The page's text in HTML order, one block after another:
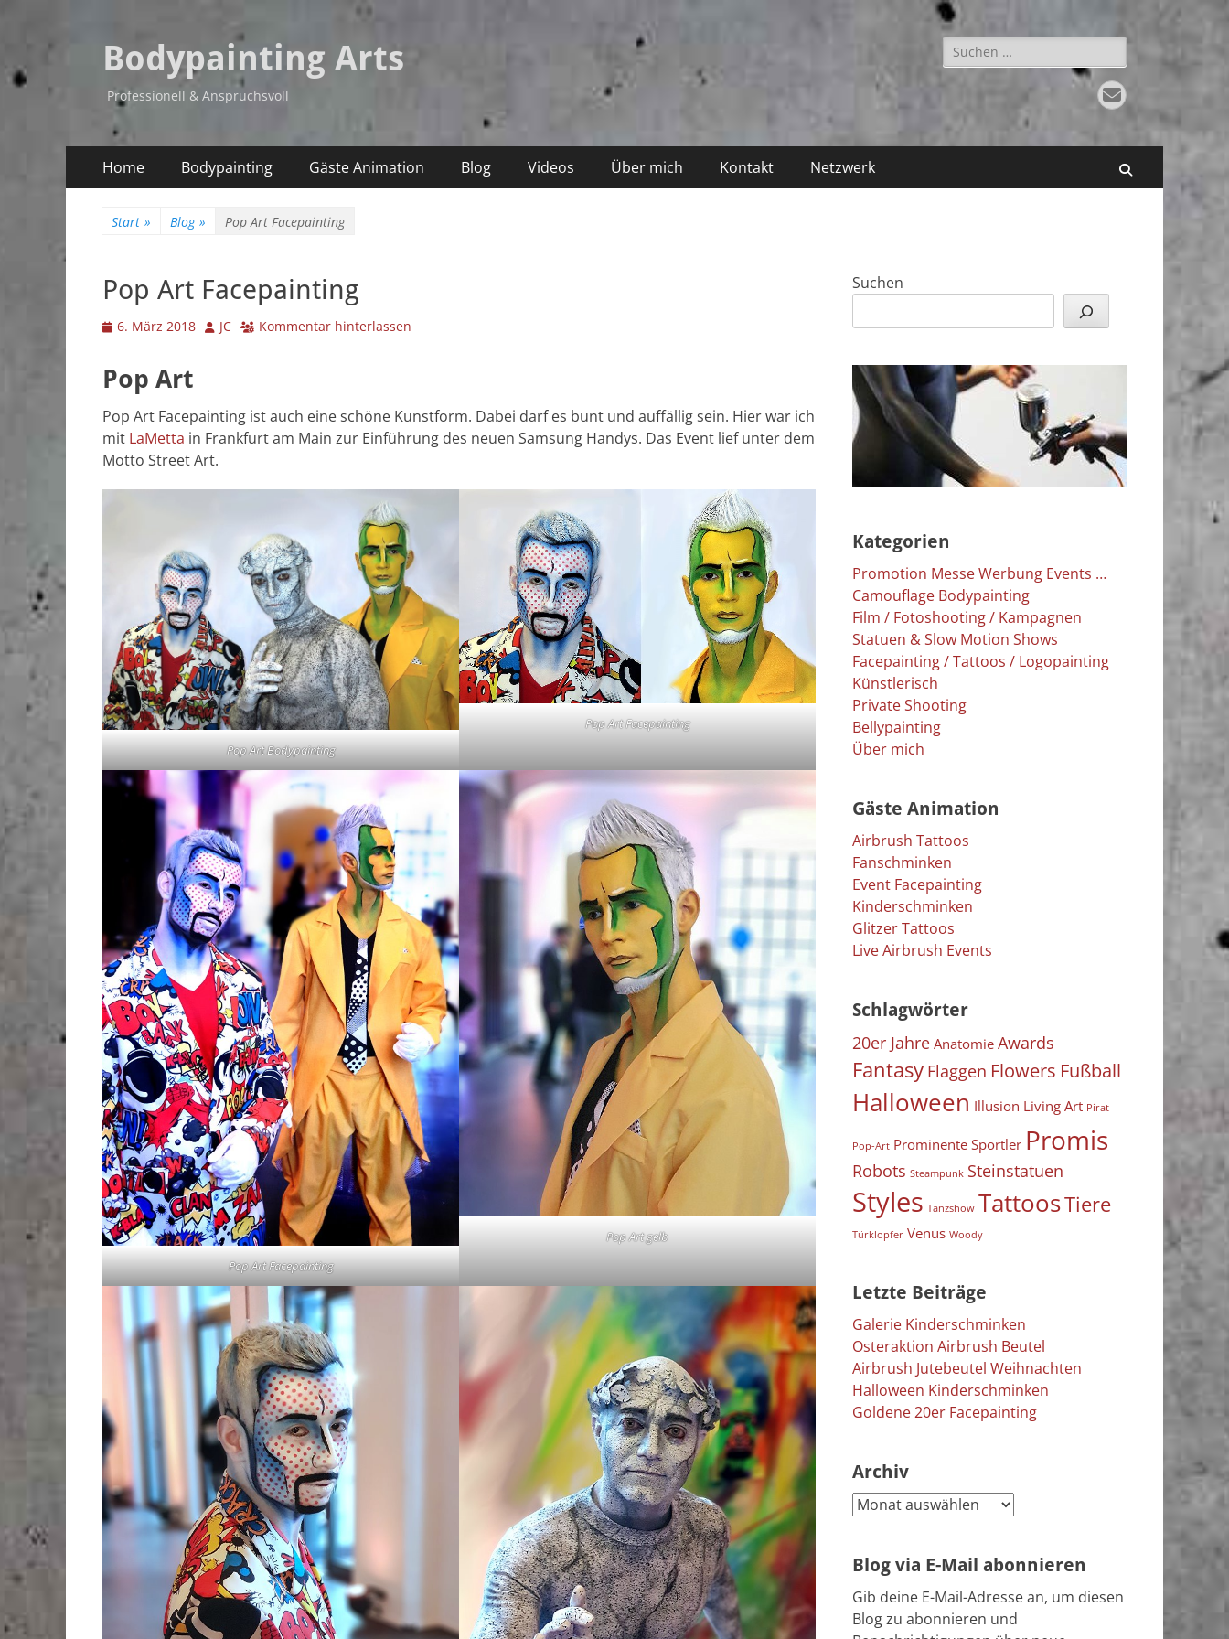
Bodypainting Arts
Professionell & Anspruchsvoll
Suchen
nach:
E-
Mail
Primäres
Menü
Inhalt
Home Bodypainting Gäste Animation Blog Videos Über mich Kontakt Netzwerk
Start » Blog » Pop Art Facepainting
Pop Art Facepainting
Veröffentlicht
6. März 2018 Autor
JC Kommentar hinterlassen
Pop Art
Pop Art Facepainting ist auch eine schöne Kunstform. Dabei darf es bunt und auffällig sein. Hier war ich
mit LaMetta in Frankfurt am Main zur Einführung des neuen Samsung Handys. Das Event lief unter dem
Motto Street Art.
Pop Art Bodypainting
Pop Art Facepainting
Pop Art Facepainting
Pop Art gelb
Suchen
Kategorien
Promotion Messe Werbung Events …
Camouflage Bodypainting
Film / Fotoshooting / Kampagnen
Statuen & Slow Motion Shows
Facepainting / Tattoos / Logopainting
Künstlerisch
Private Shooting
Bellypainting
Über mich
Gäste Animation
Airbrush Tattoos
Fanschminken
Event Facepainting
Kinderschminken
Glitzer Tattoos
Live Airbrush Events
Schlagwörter
20er Jahre Anatomie Awards
Fantasy Flaggen Flowers Fußball
Halloween Illusion Living Art Pirat
Pop-Art Prominente Sportler Promis
Robots Steampunk Steinstatuen
Styles Tanzshow TattoosTiere
Türklopfer Venus Woody
Letzte Beiträge
Galerie Kinderschminken
Osteraktion Airbrush Beutel
Airbrush Jutebeutel Weihnachten
Halloween Kinderschminken
Goldene 20er Facepainting
Archiv
Archiv
Blog via E-Mail abonnieren
Gib deine E-Mail-Adresse an, um diesen
Blog zu abonnieren und